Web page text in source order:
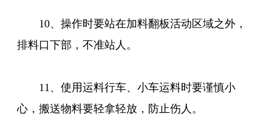
10、操作时要站在加料翻板活动区域之外，
排料口下部，不准站人。
11、使用运料行车、小车运料时要谨慎小
心，搬送物料要轻拿轻放，防止伤人。